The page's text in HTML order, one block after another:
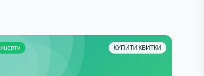
КУПИТИ КВИТКИ